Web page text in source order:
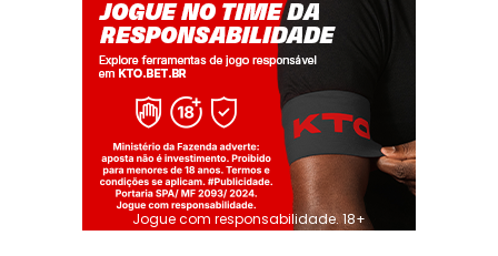
Jogue com responsabilidade. 18+